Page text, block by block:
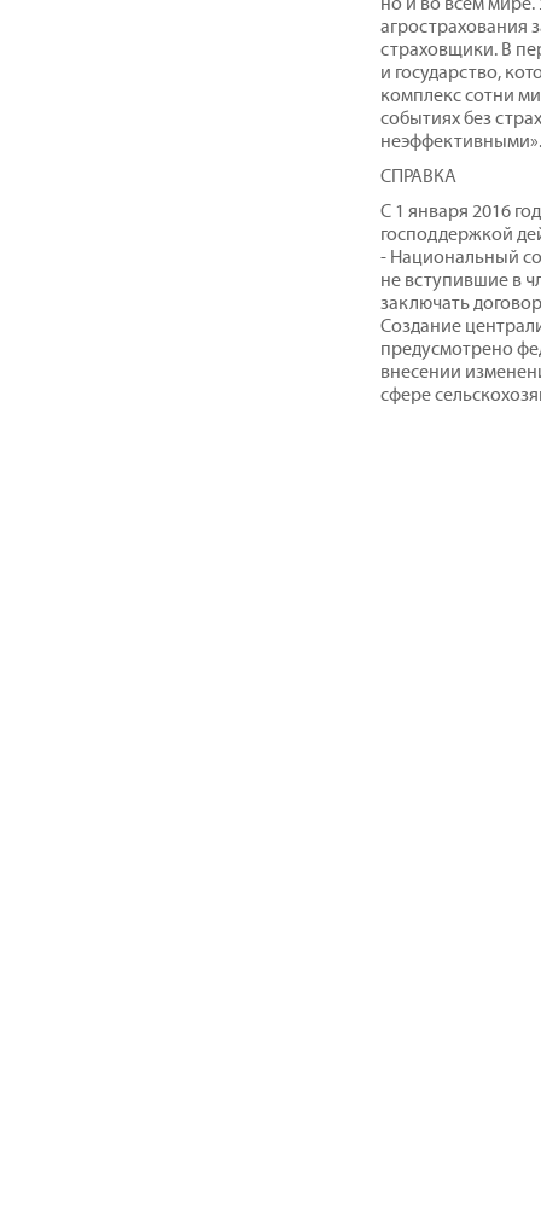
агрострахования
страховщики. В
и государство,
комплекс сотни
событиях без
неэффективными».
СПРАВКА
С 1 января 2016
господдержкой
- Национальный
не вступившие в
заключать
Создание
предусмотрено
внесении
сфере